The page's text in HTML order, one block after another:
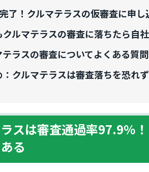
了！クルマテラスの仮審査に申し
クルマテラスの審査に落ちたら自
テラスの審査についてよくある質問
：クルマテラスは審査落ちを恐れ
スは審査通過率97.9％
る